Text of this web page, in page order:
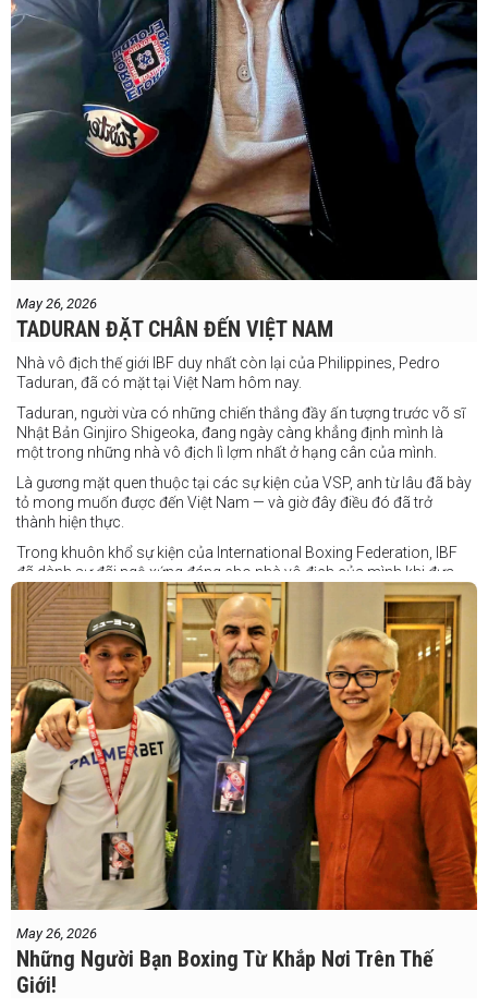
May 26, 2026
TADURAN ĐẶT CHÂN ĐẾN VIỆT NAM
Nhà vô địch thế giới IBF duy nhất còn lại của Philippines, Pedro
Taduran, đã có mặt tại Việt Nam hôm nay.
Taduran, người vừa có những chiến thắng đầy ấn tượng trước võ sĩ
Nhật Bản Ginjiro Shigeoka, đang ngày càng khẳng định mình là
một trong những nhà vô địch lì lợm nhất ở hạng cân của mình.
Là gương mặt quen thuộc tại các sự kiện của VSP, anh từ lâu đã bày
tỏ mong muốn được đến Việt Nam — và giờ đây điều đó đã trở
thành hiện thực.
Trong khuôn khổ sự kiện của International Boxing Federation, IBF
đã dành sự đãi ngộ xứng đáng cho nhà vô địch của mình khi đưa
Taduran đến Việt Nam bằng vé hạng thương gia.
Một chuyến đi hoàn toàn xứng đáng cho một “chiến binh đường xa”
thực thụ
May 26, 2026
Những Người Bạn Boxing Từ Khắp Nơi Trên Thế
Giới!